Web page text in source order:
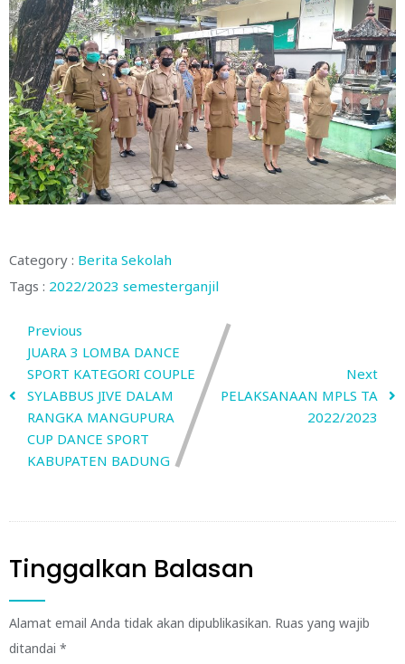
Category : Berita Sekolah
Tags : 2022/2023 semesterganjil
Previous
JUARA 3 LOMBA DANCE
SPORT KATEGORI COUPLE
SYLABBUS JIVE DALAM
RANGKA MANGUPURA
CUP DANCE SPORT
KABUPATEN BADUNG
Next
PELAKSANAAN MPLS TA
2022/2023
Tinggalkan Balasan
Alamat email Anda tidak akan dipublikasikan. Ruas yang wajib
ditandai *